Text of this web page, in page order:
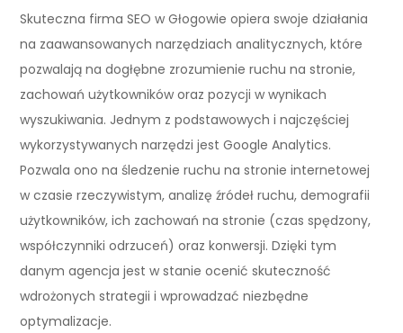
Skuteczna firma SEO w Głogowie opiera swoje działania
na zaawansowanych narzędziach analitycznych, które
pozwalają na dogłębne zrozumienie ruchu na stronie,
zachowań użytkowników oraz pozycji w wynikach
wyszukiwania. Jednym z podstawowych i najczęściej
wykorzystywanych narzędzi jest Google Analytics.
Pozwala ono na śledzenie ruchu na stronie internetowej
w czasie rzeczywistym, analizę źródeł ruchu, demografii
użytkowników, ich zachowań na stronie (czas spędzony,
współczynniki odrzuceń) oraz konwersji. Dzięki tym
danym agencja jest w stanie ocenić skuteczność
wdrożonych strategii i wprowadzać niezbędne
optymalizacje.